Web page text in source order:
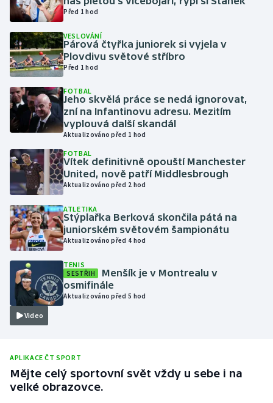
Házená
Jezdectví
Judo
Krasobruslení
Lezení
Lyže a snowboard
Moderní pětiboj
Motorsport
Olympijské hry
Parasport
Plavání
Ragby
Před 1 hod
VESLOVÁNÍ
Párová čtyřka juniorek si vyjela v
Plovdivu světové stříbro
Před 1 hod
FOTBAL
Jeho skvělá práce se nedá ignorovat,
zní na Infantinovu adresu. Mezitím
vyplouvá další skandál
Aktualizováno před 1 hod
FOTBAL
Vítek definitivně opouští Manchester
United, nově patří Middlesbrough
Aktualizováno před 2 hod
ATLETIKA
Stýplařka Berková skončila pátá na
juniorském světovém šampionátu
Aktualizováno před 4 hod
Video
TENIS
SESTŘIH
Menšík je v Montrealu v
osmifinále
Aktualizováno před 5 hod
APLIKACE ČT SPORT
Mějte celý sportovní svět vždy u sebe i na
velké obrazovce.